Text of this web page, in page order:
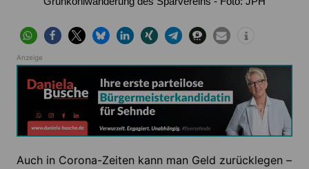
Anzeige
Auch in Corona-Zeiten kann man Geld zurücklegen –